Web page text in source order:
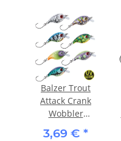
Balzer Trout
Attack Crank
Wobbler
3,69 € *